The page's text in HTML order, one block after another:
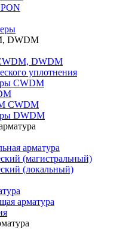
DWDM
DWDM
уплотнения
CWDM
CWDM
DWDM
арматура
(магистральный)
(локальный)
арматура